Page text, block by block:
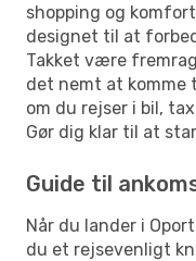
shopping og
designet til at
Takket være
det nemt at komme
om du rejser i bil,
Gør dig klar til at
Guide til
Når du lander i
du et rejsevenligt